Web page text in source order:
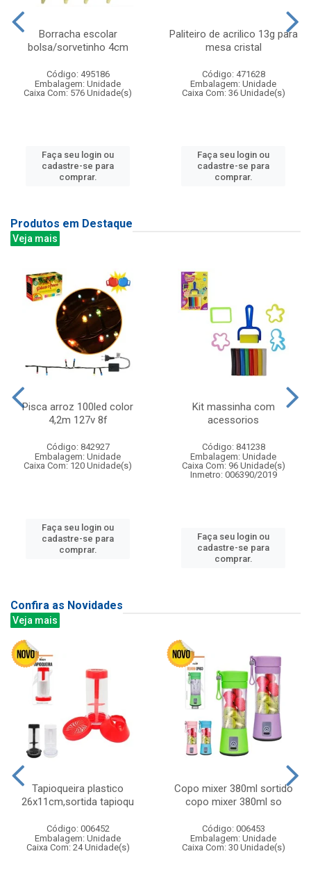
Borracha escolar
bolsa/sorvetinho 4cm
Código: 495186
Embalagem: Unidade
Caixa Com: 576 Unidade(s)
Faça seu login ou
cadastre-se para
comprar.
Paliteiro de acrilico 13g para
mesa cristal
Código: 471628
Embalagem: Unidade
Caixa Com: 36 Unidade(s)
Faça seu login ou
cadastre-se para
comprar.
Produtos em Destaque
Veja mais
Pisca arroz 100led color
4,2m 127v 8f
Código: 842927
Embalagem: Unidade
Caixa Com: 120 Unidade(s)
Faça seu login ou
cadastre-se para
comprar.
Kit massinha com
acessorios
Código: 841238
Embalagem: Unidade
Caixa Com: 96 Unidade(s)
Inmetro: 006390/2019
Faça seu login ou
cadastre-se para
comprar.
Confira as Novidades
Veja mais
Tapioqueira plastico
26x11cm,sortida tapioqu
Código: 006452
Embalagem: Unidade
Caixa Com: 24 Unidade(s)
Copo mixer 380ml sortido
copo mixer 380ml so
Código: 006453
Embalagem: Unidade
Caixa Com: 30 Unidade(s)